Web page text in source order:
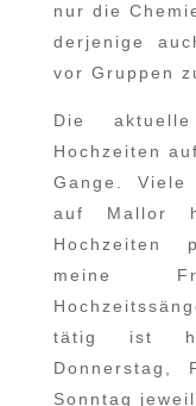
nur die
derjenige
vor Gruppen
Die
Hochzeiten
Gange.
auf Mallor
Hochzeiten
meine
tätig ist
Donnerstag,
Sonntag